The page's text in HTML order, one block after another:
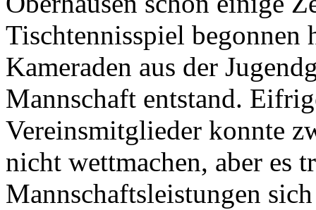
Tischtennisspiel begonnen
Kameraden aus der
Mannschaft entstand.
Vereinsmitglieder konnte
nicht wettmachen, aber es
Mannschaftsleistungen